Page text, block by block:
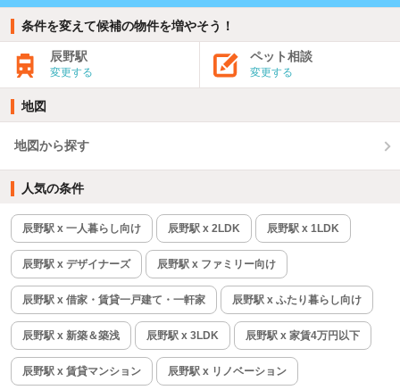
条件を変えて候補の物件を増やそう！
辰野駅
変更する
ペット相談
変更する
地図
地図から探す
人気の条件
辰野駅 x 一人暮らし向け 辰野駅 x 2LDK 辰野駅 x 1LDK
辰野駅 x デザイナーズ 辰野駅 x ファミリー向け
辰野駅 x 借家・賃貸一戸建て・一軒家 辰野駅 x ふたり暮らし向け
辰野駅 x 新築＆築浅 辰野駅 x 3LDK 辰野駅 x 家賃4万円以下
辰野駅 x 賃貸マンション 辰野駅 x リノベーション